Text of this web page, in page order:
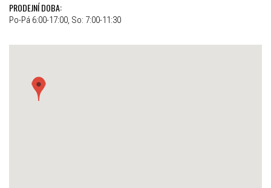
PRODEJNÍ DOBA:
Po-Pá 6:00-17:00, So: 7:00-11:30